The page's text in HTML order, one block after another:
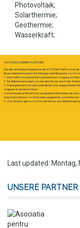
Photovoltaik;
Solarthermie;
Geothermie;
Wasserkraft;
ECOTOUR E-LEARNING PLATFORM
Eine der wichtigsten Ergebnisse der ECOTOUR Plattform ist
Dieses Selbstlernsystem für Manager und Mitarbeiter von
1. Eine Plattform mit leichtem und einfachem Zugang zu
2. Ein Selbstbewertungstool, das den Nutzer durch das
3. Trainingsbereich mit unterschiedlichen und zielgerichteten
umgesetzt werden können.
4. Ein interaktiver Bereich mit visualisierten Elementen, die
Unterrichtsrahmen von 30 Stunden eingebettet, wobei Nutzer
5. Zum Schluss gibt es noch für die Nutzer eine
Last updated:
UNSERE PARTNER